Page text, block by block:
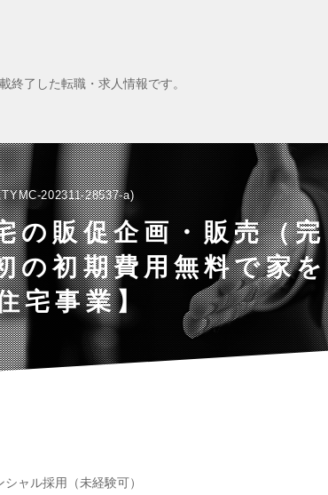
終了した転職・求人情報です。
202311-28537-a
の販促企画・販売（完
の初期費用無料で家を
宅事業】
シャル採用（未経験可）